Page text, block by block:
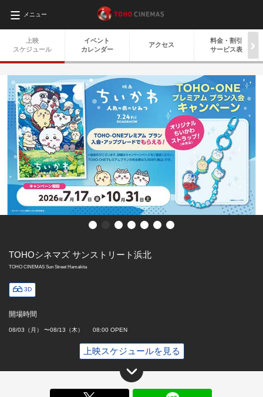
メニュー
上映
スケジュール
イベント
カレンダー
アクセス
料金・ 割引
サービス表
TOHOシネマズ サンストリート浜北
TOHO CINEMAS Sun Street Hamakita
3D
開場時間
08/03（月） 〜08/13（木） 08:00 OPEN
上映スケジュールを見る